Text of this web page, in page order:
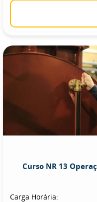
Curso NR 13
Carga Horária: